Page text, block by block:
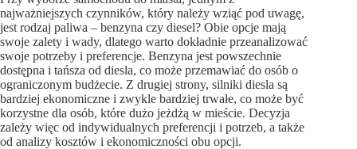
najważniejszych czynników, który należy wziąć pod uwagę,
jest rodzaj paliwa – benzyna czy diesel? Obie opcje mają
swoje zalety i wady, dlatego warto dokładnie przeanalizować
swoje potrzeby i preferencje. Benzyna jest powszechnie
dostępna i tańsza od diesla, co może przemawiać do osób o
ograniczonym budżecie. Z drugiej strony, silniki diesla są
bardziej ekonomiczne i zwykle bardziej trwałe, co może być
korzystne dla osób, które dużo jeżdżą w mieście. Decyzja
zależy więc od indywidualnych preferencji i potrzeb, a także
od analizy kosztów i ekonomiczności obu opcji.